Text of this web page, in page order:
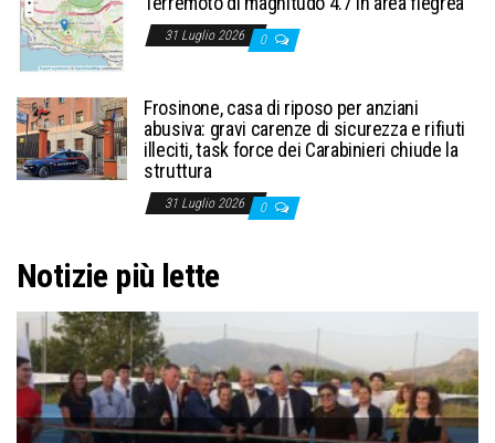
31 Luglio 2026 0
Frosinone, casa di riposo per anziani
abusiva: gravi carenze di sicurezza e rifiuti
illeciti, task force dei Carabinieri chiude la
struttura
31 Luglio 2026 0
Notizie più lette